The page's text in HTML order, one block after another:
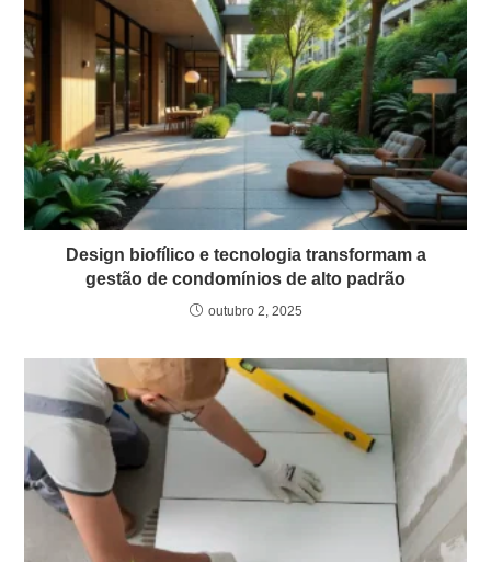
Design biofílico e tecnologia transformam a
gestão de condomínios de alto padrão
outubro 2, 2025